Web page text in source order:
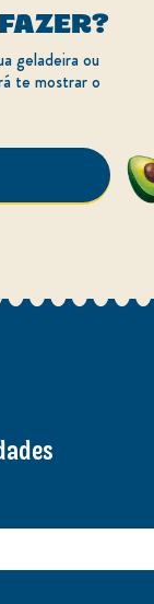
geladeira ou
te mostrar o